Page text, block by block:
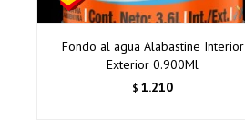
Fondo al agua Alabastine Interior
Exterior 0.900Ml
$ 1.210